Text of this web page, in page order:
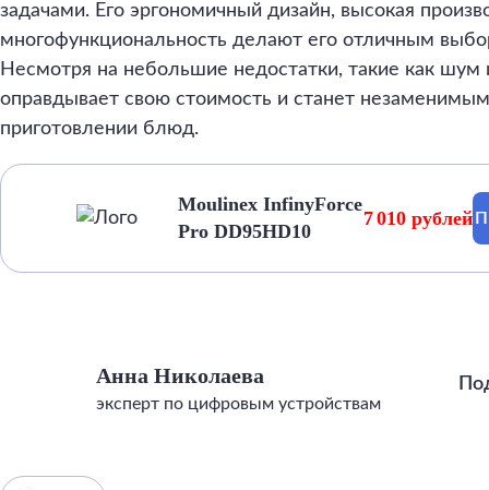
задачами. Его эргономичный дизайн, высокая
многофункциональность делают его отличным
Несмотря на небольшие недостатки, такие как шум
оправдывает свою стоимость и станет
приготовлении блюд.
Moulinex InfinyForce
Pro DD95HD10
7 010 рублей
Анна Николаева
эксперт по цифровым устройствам